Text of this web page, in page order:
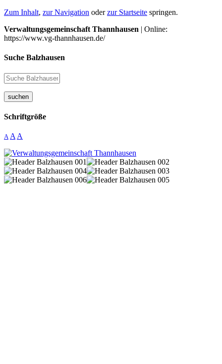
Zum Inhalt, zur Navigation oderzur Startseite springen.
Verwaltungsgemeinschaft Thannhausen | Online:
https://www.vg-thannhausen.de/
Suche Balzhausen
suchen
Schriftgröße
A A A